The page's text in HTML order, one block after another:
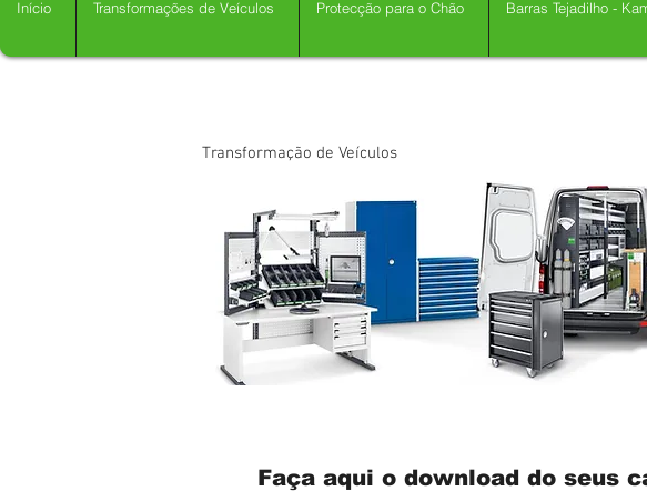
Início Transformações de Veículos Protecção para o Chão Barras Tejadilho -
Transformação de Veículos
Faça aqui o download do seus